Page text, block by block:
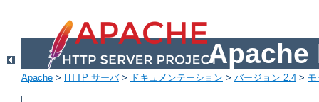
Apache
Apache > HTTP サーバ> ドキュメンテーション > バージョン 2.4 >